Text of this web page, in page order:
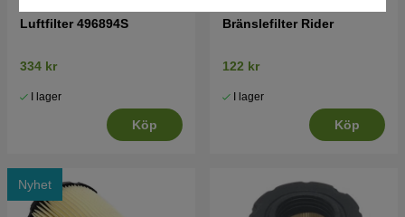
Luftfilter 496894S
334 kr
I lager
Köp
Bränslefilter Rider
122 kr
I lager
Köp
Nyhet